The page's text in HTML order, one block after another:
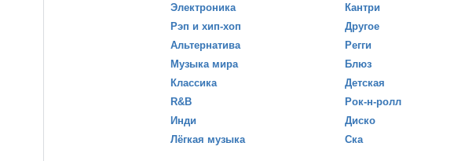
Электроника
Рэп и хип-хоп
Альтернатива
Музыка мира
Классика
R&B
Инди
Лёгкая музыка
Кантри
Другое
Регги
Блюз
Детская
Рок-н-ролл
Диско
Ска